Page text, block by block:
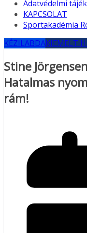
Adatvédelmi
KAPCSOLAT
Sportakadémia
KÉZILABDAKIEMELT
Stine
Hatalmas
rám!